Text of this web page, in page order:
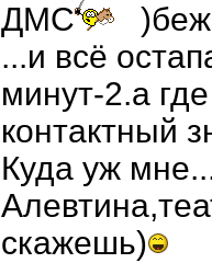
ДМС
...и всё
минут-2.а
контактный
Куда уж
скажешь)